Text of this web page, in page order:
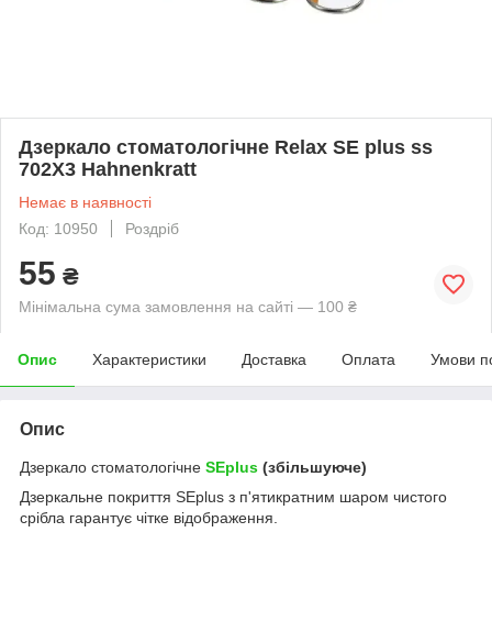
Дзеркало стоматологічне Relax SE plus ss
702X3 Hahnenkratt
Немає в наявності
Код: 10950
Роздріб
55 ₴
Мінімальна сума замовлення на сайті — 100 ₴
Опис Характеристики Доставка Оплата Умови
Опис
Дзеркало стоматологічне SEplus (збільшуюче)
Дзеркальне покриття SEplus з п'ятикратним шаром чистого
срібла гарантує чітке відображення.